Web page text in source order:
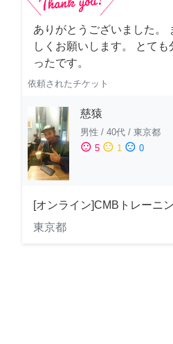
ありがとうございました。
しくお願いします。 とて
ったです。
依頼されたチケット
慈猿
男性 / 40代 / 東京都
sentiment_satisfied 5 sentiment_neutral 1 sentiment_dissatisfied 0
[オンライン]CMBトレーニ
東京都